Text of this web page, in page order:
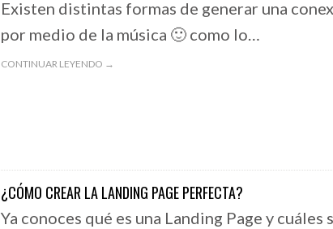
Existen distintas formas de generar una
por medio de la música 🙂 como lo…
CONTINUAR LEYENDO →
¿CÓMO CREAR LA LANDING PAGE PERFECTA?
Ya conoces qué es una Landing Page y cuáles